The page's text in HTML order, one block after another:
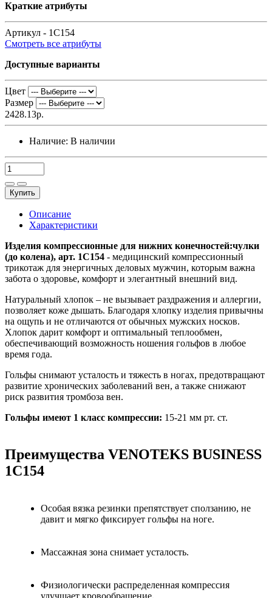
Краткие атрибуты
Артикул - 1C154
Смотреть все атрибуты
Доступные варианты
Цвет
Размер
2428.13р.
Наличие: В наличии
Купить
Описание
Характеристики
Изделия компрессионные для нижних конечностей:чулки
(до колена), арт. 1C154 - медицинский компрессионный
трикотаж для энергичных деловых мужчин, которым важна
забота о здоровье, комфорт и элегантный внешний вид.
Натуральный хлопок – не вызывает раздражения и аллергии,
позволяет коже дышать. Благодаря хлопку изделия привычны
на ощупь и не отличаются от обычных мужских носков.
Хлопок дарит комфорт и оптимальный теплообмен,
обеспечивающий возможность ношения гольфов в любое
время года.
Гольфы снимают усталость и тяжесть в ногах, предотвращают
развитие хронических заболеваний вен, а также снижают
риск развития тромбоза вен.
Гольфы имеют 1 класс компрессии: 15-21 мм рт. ст.
Преимущества VENOTEKS BUSINESS
1С154
Особая вязка резинки препятствует сползанию, не
давит и мягко фиксирует гольфы на ноге.
Массажная зона снимает усталость.
Физиологически распределенная компрессия